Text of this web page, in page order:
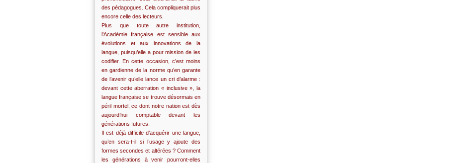
des pédagogues. Cela compliquerait plus
encore celle des lecteurs.
Plus que toute autre institution,
l’Académie française est sensible aux
évolutions et aux innovations de la
langue, puisqu’elle a pour mission de les
codifier. En cette occasion, c’est moins
en gardienne de la norme qu’en garante
de l’avenir qu’elle lance un cri d’alarme :
devant cette aberration « inclusive », la
langue française se trouve désormais en
péril mortel, ce dont notre nation est dès
aujourd’hui comptable devant les
générations futures.
Il est déjà difficile d’acquérir une langue,
qu’en sera-t-il si l’usage y ajoute des
formes secondes et altérées ? Comment
les générations à venir pourront-elles